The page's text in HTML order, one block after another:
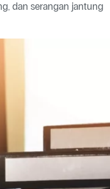
dan serangan jantung